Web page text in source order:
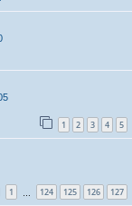
1 2 3 4 5
1 124 125 126 127